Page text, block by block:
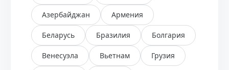
Азербайджан Армения
Беларусь Бразилия Болгария
Венесуэла Вьетнам Грузия